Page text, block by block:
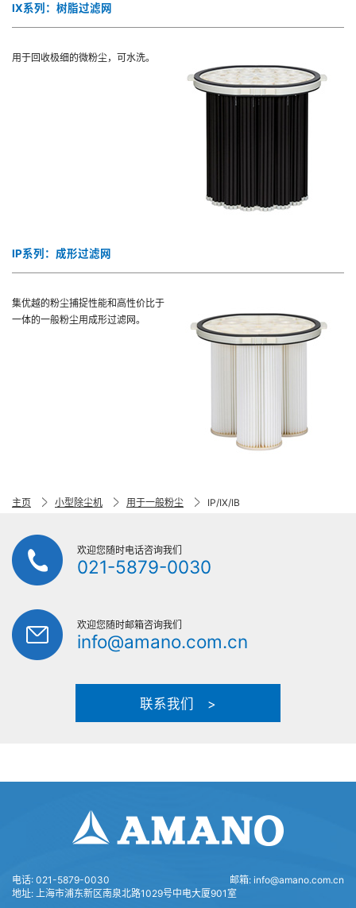
IX系列：树脂过滤网
用于回收极细的微粉尘，可水洗。
IP系列：成形过滤网
集优越的粉尘捕捉性能和高性价比于
一体的一般粉尘用成形过滤网。
主页 小型除尘机 用于一般粉尘 IP/IX/IB
欢迎您随时电话咨询我们
021-5879-0030
欢迎您随时邮箱咨询我们
info@amano.com.cn
联系我们 >
电话: 021-5879-0030 邮箱: info@amano.com.cn
地址: 上海市浦东新区南泉北路1029号中电大厦901室